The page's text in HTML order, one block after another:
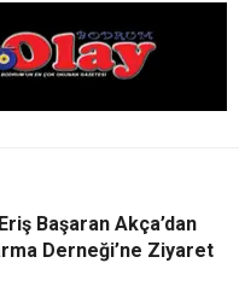
Başaran Akça’dan
Derneği’ne Ziyaret